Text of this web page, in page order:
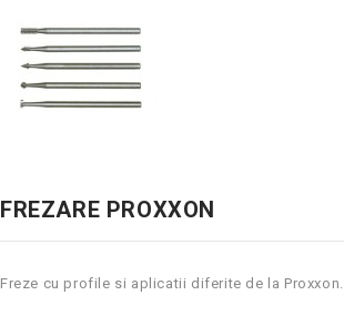
FREZARE PROXXON
Freze cu profile si aplicatii diferite de la Proxxon.